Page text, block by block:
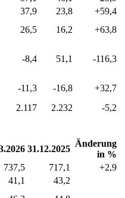
37,9 23,8
+59,4
26,5 16,2
+63,8
-8,4 51,1 -116,3
-11,3 -16,8 +32,7
2.117 2.232 -5,2
31.12.2025
Änderung
in %
737,5 717,1
+2,9
41,1
43,2